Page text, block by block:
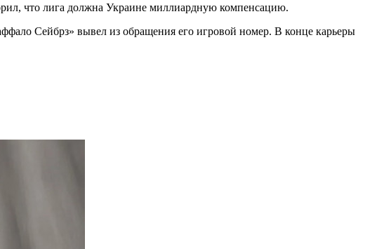
что лига должна Украине миллиардную компенсацию.
Сейбрз» вывел из обращения его игровой номер. В конце карьеры